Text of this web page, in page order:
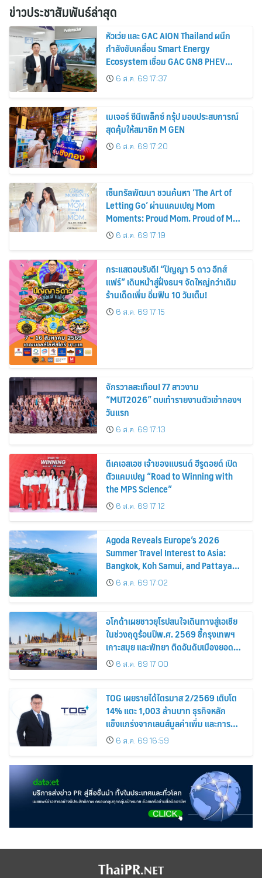
ข่าวประชาสัมพันธ์ล่าสุด
หัวเว่ย และ GAC AION Thailand ผนึก
กำลังขับเคลื่อน Smart Energy
Ecosystem เชื่อม GAC GN8 PHEV
รถยนต์ MPV ระดับพรีเมียม เข้ากับ
พลังงานแสงอาทิตย์ภายในบ้าน
6 ส.ค. 69 17:37
เมเจอร์ ซีนีเพล็กซ์ กรุ้ป มอบประสบการณ์
สุดคุ้มให้สมาชิก M GEN
6 ส.ค. 69 17:20
เซ็นทรัลพัฒนา ชวนค้นหา ‘The Art of
Letting Go’ ผ่านแคมเปญ Mom
Moments: Proud Mom. Proud of My
Mom.6 ส.ค. 69 17:19
กระแสตอบรับดี! “ปัญญา 5 ดาว อีทส์
แฟร์” เดินหน้าสู่ฝั่งธนฯ จัดใหญ่กว่าเดิม
ร้านเด็ดเพิ่ม อิ่มฟิน 10 วันเต็ม!
6 ส.ค. 69 17:15
จักรวาลสะเทือน! 77 สาวงาม
“MUT2026” ตบเท้ารายงานตัวเข้ากองฯ
วันแรก
6 ส.ค. 69 17:13
ดีเคเอสเอช เจ้าของแบรนด์ ฮีรูดอยด์ เปิด
ตัวแคมเปญ “Road to Winning with
the MPS Science”
6 ส.ค. 69 17:12
Agoda Reveals Europe’s 2026
Summer Travel Interest to Asia:
Bangkok, Koh Samui, and Pattaya
Among the Top Cities
6 ส.ค. 69 17:02
อโกด้าเผยชาวยุโรปสนใจเดินทางสู่เอเชีย
ในช่วงฤดูร้อนปีพ.ศ. 2569 ชี้กรุงเทพฯ
เกาะสมุย และพัทยา ติดอันดับเมืองยอด
นิยม6 ส.ค. 69 17:00
TOG เผยรายได้ไตรมาส 2/2569 เติบโต
14% แตะ 1,003 ล้านบาท ธุรกิจหลัก
แข็งแกร่งจากเลนส์มูลค่าเพิ่ม และการ
ขยายตลาดต่างประเทศ พร้อมเดินหน้า
ลงทุนเพื่อการเติบโตระยะยาว
6 ส.ค. 69 16:59